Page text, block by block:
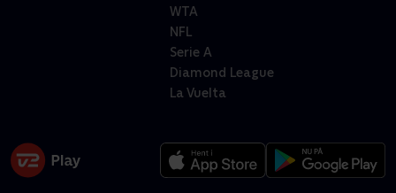
WTA
NFL
Serie A
Diamond League
La Vuelta